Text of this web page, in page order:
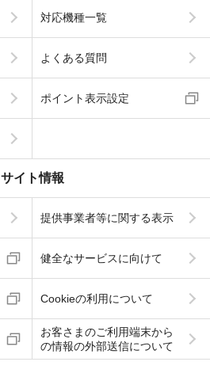
対応機種一覧
よくある質問
ポイント表示設定
サイト情報
提供事業者等に関する表示
健全なサービスに向けて
Cookieの利用について
お客さまのご利用端末から
の情報の外部送信について